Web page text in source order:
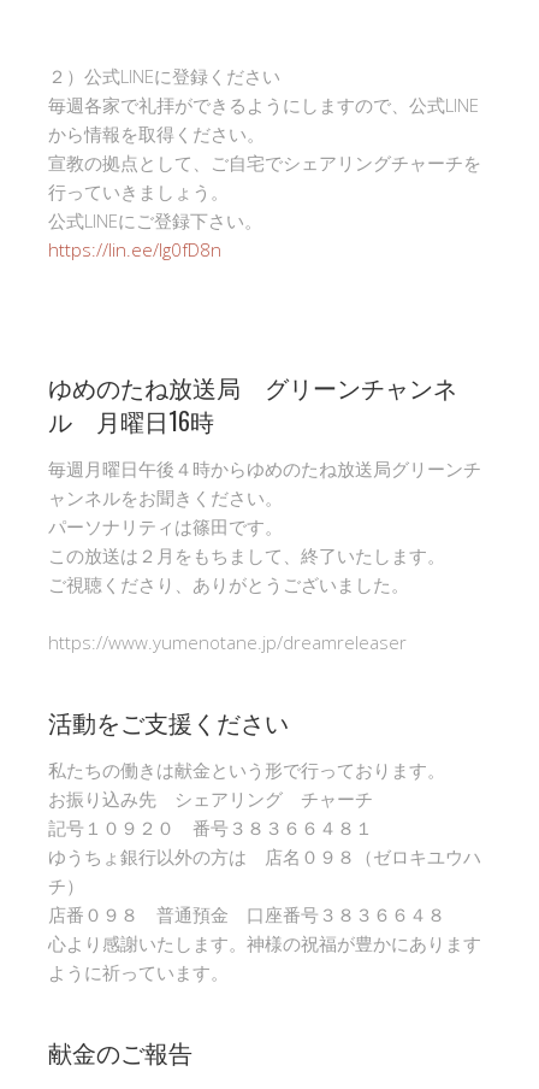
２）公式LINEに登録ください
毎週各家で礼拝ができるようにしますので、公式LINE
から情報を取得ください。
宣教の拠点として、ご自宅でシェアリングチャーチを
行っていきましょう。
公式LINEにご登録下さい。
https://lin.ee/Ig0fD8n
ゆめのたね放送局 グリーンチャンネ
ル 月曜日16時
毎週月曜日午後４時からゆめのたね放送局グリーンチ
ャンネルをお聞きください。
パーソナリティは篠田です。
この放送は２月をもちまして、終了いたします。
ご視聴くださり、ありがとうございました。
https://www.yumenotane.jp/dreamreleaser
活動をご支援ください
私たちの働きは献金という形で行っております。
お振り込み先 シェアリング チャーチ
記号１０９２０ 番号３８３６６４８１
ゆうちょ銀行以外の方は 店名０９８（ゼロキユウハ
チ）
店番０９８ 普通預金 口座番号３８３６６４８
心より感謝いたします。神様の祝福が豊かにあります
ように祈っています。
献金のご報告